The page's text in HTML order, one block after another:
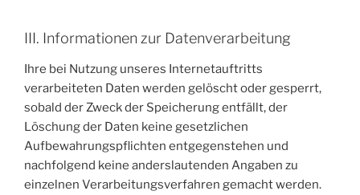
III. Informationen zur Datenverarbeitung
Ihre bei Nutzung unseres Internetauftritts
verarbeiteten Daten werden gelöscht oder gesperrt,
sobald der Zweck der Speicherung entfällt, der
Löschung der Daten keine gesetzlichen
Aufbewahrungspflichten entgegenstehen und
nachfolgend keine anderslautenden Angaben zu
einzelnen Verarbeitungsverfahren gemacht werden.